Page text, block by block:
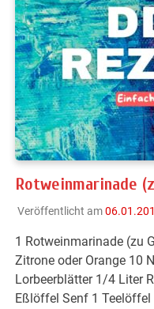
Rotweinmarinade
Veröffentlicht am
1 Rotweinmarinade (zu
Zitrone oder Orange 10
Lorbeerblätter 1/4 Liter
Eßlöffel Senf 1 Teelöffel